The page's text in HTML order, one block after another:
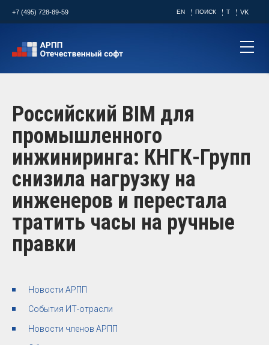
+7 (495) 728-89-59 EN ПОИСК T VK
Российский BIM для
промышленного
инжиниринга: КНГК-Групп
снизила нагрузку на
инженеров и перестала
тратить часы на ручные
правки
Новости АРПП
События ИТ-отрасли
Новости членов АРПП